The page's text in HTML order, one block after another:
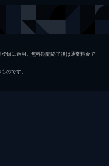
真魚
録に適用。無料期間終了後は通常料金で
のです。